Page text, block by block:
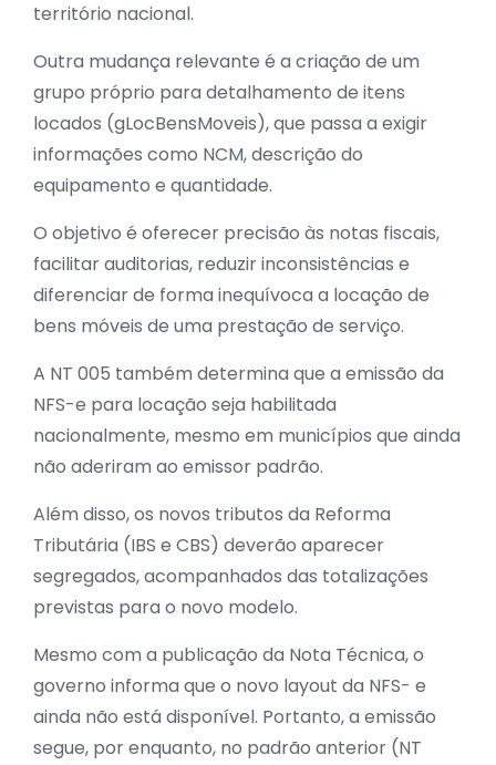
território nacional.
Outra mudança relevante é a criação de um
grupo próprio para detalhamento de itens
locados (gLocBensMoveis), que passa a exigir
informações como NCM, descrição do
equipamento e quantidade.
O objetivo é oferecer precisão às notas fiscais,
facilitar auditorias, reduzir inconsistências e
diferenciar de forma inequívoca a locação de
bens móveis de uma prestação de serviço.
A NT 005 também determina que a emissão da
NFS-e para locação seja habilitada
nacionalmente, mesmo em municípios que ainda
não aderiram ao emissor padrão.
Além disso, os novos tributos da Reforma
Tributária (IBS e CBS) deverão aparecer
segregados, acompanhados das totalizações
previstas para o novo modelo.
Mesmo com a publicação da Nota Técnica, o
governo informa que o novo layout da NFS- e
ainda não está disponível. Portanto, a emissão
segue, por enquanto, no padrão anterior (NT